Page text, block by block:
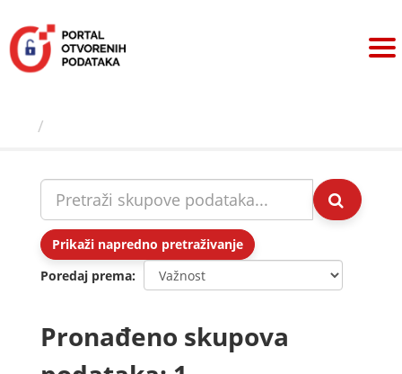
sadržaj
Prikaži napredno pretraživanje
Poredaj prema
Pronađeno skupova